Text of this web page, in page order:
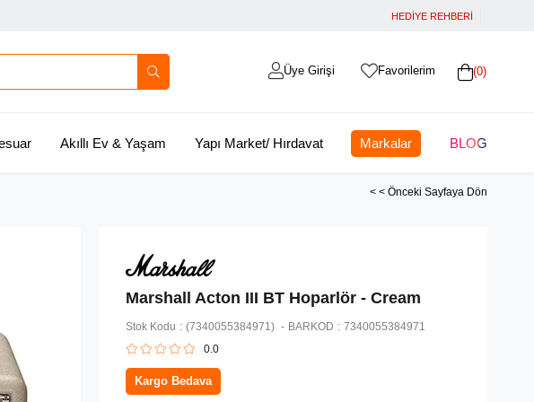
HEDİYE REHBERİ
0
Favorilerim
Üye Girişi
Akıllı Ev & Yaşam Yapı Market/ Hırdavat Markalar BLOG
< < Önceki Sayfaya Dön
Marshall Acton III BT Hoparlör - Cream
Stok Kodu (7340055384971) BARKOD : 7340055384971
0.0
Kargo Bedava